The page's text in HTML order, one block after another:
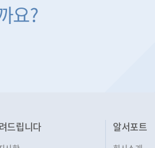
요?
드립니다 알서포트